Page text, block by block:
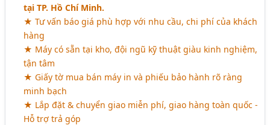
tại TP. Hồ Chí Minh.
★ Tư vấn báo giá phù hợp với nhu cầu, chi phí của khách
hàng
★ Máy có sẵn tại kho, đội ngũ kỹ thuật giàu kinh nghiệm,
tận tâm
★ Giấy tờ mua bán máy in và phiếu bảo hành rõ ràng
minh bạch
★ Lắp đặt & chuyển giao miễn phí, giao hàng toàn quốc -
Hỗ trợ trả góp